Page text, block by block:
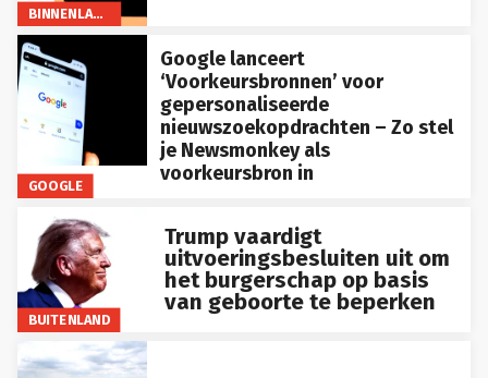
BINNENLAND
GOOGLE
Google lanceert
‘Voorkeursbronnen’ voor
gepersonaliseerde
nieuwszoekopdrachten – Zo stel
je Newsmonkey als
voorkeursbron in
BUITENLAND
Trump vaardigt
uitvoeringsbesluiten uit om
het burgerschap op basis
van geboorte te beperken